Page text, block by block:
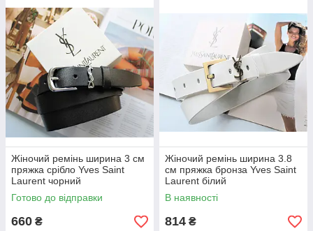
Жіночий ремінь ширина 3 см
пряжка срібло Yves Saint
Laurent чорний
Готово до відправки
660 ₴
Жіночий ремінь ширина 3.8
см пряжка бронза Yves Saint
Laurent білий
В наявності
814 ₴